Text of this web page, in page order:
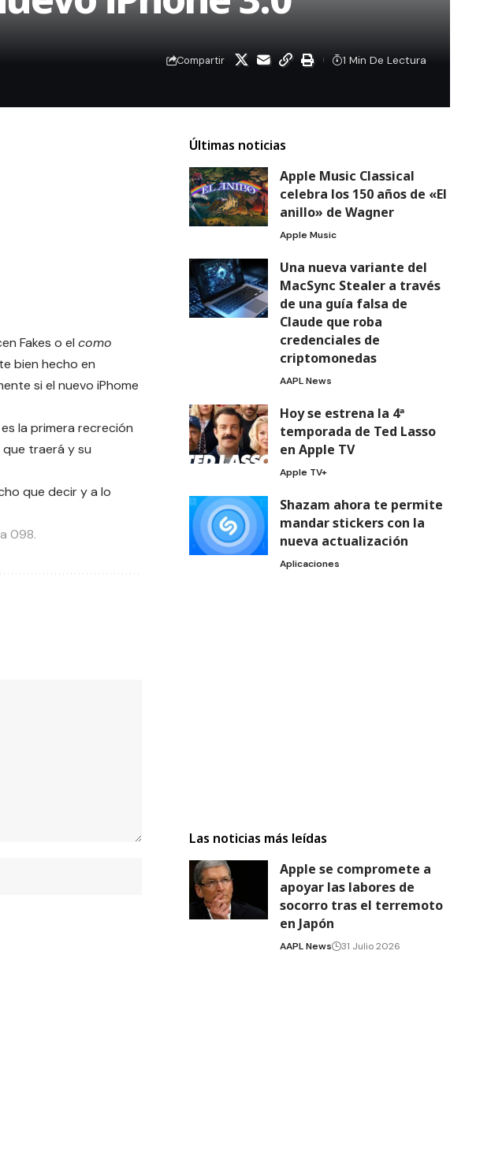
Compartir 1 Min De Lectura
Fakes o el como
bien hecho en
si el nuevo iPhome
la primera recreción
traerá y su
que decir y a lo
098.
Últimas noticias
Apple Music Classical
celebra los 150 años de «El
anillo» de Wagner
Apple Music
Una nueva variante del
MacSync Stealer a través
de una guía falsa de
Claude que roba
credenciales de
criptomonedas
AAPL News
Hoy se estrena la 4ª
temporada de Ted Lasso
en Apple TV
Apple TV+
Shazam ahora te permite
mandar stickers con la
nueva actualización
Aplicaciones
Las noticias más leídas
Apple se compromete a
apoyar las labores de
socorro tras el terremoto
en Japón
AAPL News 31 Julio 2026